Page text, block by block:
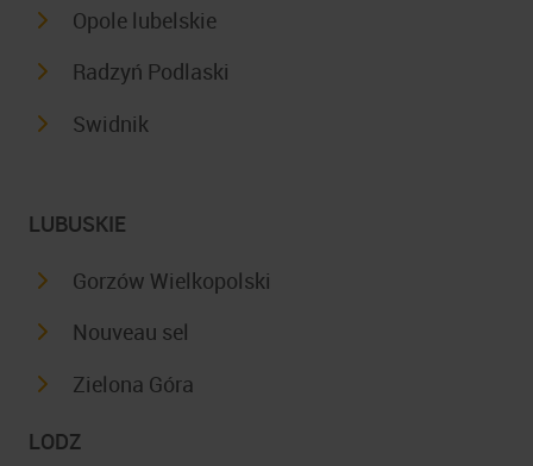
Opole lubelskie
Radzyń Podlaski
Swidnik
LUBUSKIE
Gorzów Wielkopolski
Nouveau sel
Zielona Góra
LODZ